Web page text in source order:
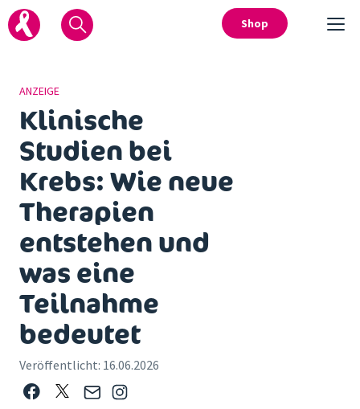
Shop
ANZEIGE
Klinische
Studien bei
Krebs: Wie neue
Therapien
entstehen und
was eine
Teilnahme
bedeutet
Veröffentlicht: 16.06.2026